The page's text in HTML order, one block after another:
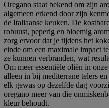
Oregano staat bekend om zijn
algemeen erkend door zijn
de Italiaanse keuken. De
robuust, peperig en bloemig
zorg ervoor dat je tijdens het
einde om een maximale impact
ze kunnen verbranden, wat
Om meer essentiële oliën in
alleen in bij mediterrane telers
elk gewas op dezelfde dag
oregano meer van die
kleur behoudt.